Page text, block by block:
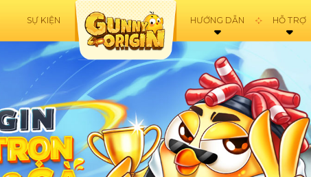
SỰ KIỆN HƯỚNG DẪN
TẢI GAME
TẠO NHÂN VẬT
TÂN THỦ
HỖ TRỢ
ĐIỀU KHOẢN
HOTLINE:
1900561558